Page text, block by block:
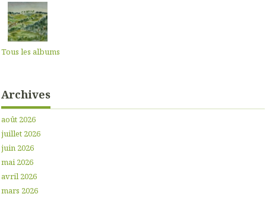
Tous les albums
Archives
août 2026
juillet 2026
juin 2026
mai 2026
avril 2026
mars 2026